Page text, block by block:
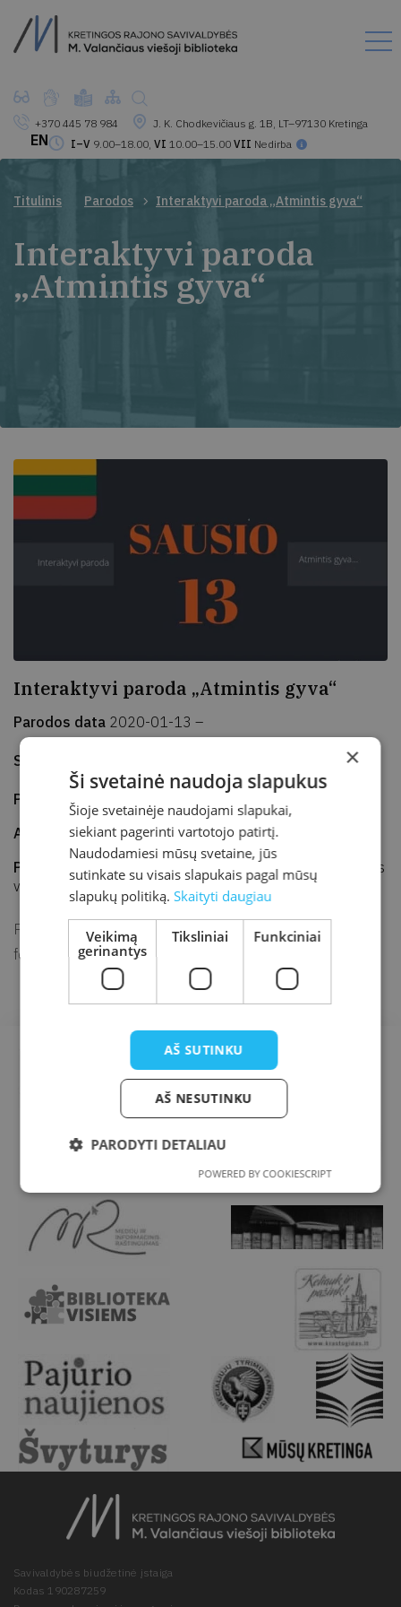
+370 445 78 984
J. K. Chodkevičiaus g. 1B, LT–97130 Kretinga
I–V 9.00–18.00, VI 10.00–15.00 VII Nedirba
EN
Titulinis Parodos Interaktyvi paroda „Atmintis gyva“
Interaktyvi paroda
„Atmintis gyva“
Interaktyvi paroda „Atmintis gyva“
Parodos data 2020-01-13 –
Sukurta
Parodos pradžia
AdresasJ. K. Chodkevičiaus 1B, Kretinga
Parodos vieta
Kretingos rajono savivaldybės M. Valančiaus
viešoji biblioteka
Pažymint Sausio 13-ąją, Laisvės gynėjų dieną, bibliotekos
foje veiks interaktyvi paroda „Atmintis gyva…“.
Savivaldybės biudžetinė įstaiga
Kodas 190287259
×
Ši svetainė naudoja slapukus
Šioje svetainėje naudojami slapukai,
siekiant pagerinti vartotojo patirtį.
Naudodamiesi mūsų svetaine, jūs
sutinkate su visais slapukais pagal mūsų
slapukų politiką.Skaityti daugiau
Veikimą
gerinantys
Tiksliniai Funkciniai
AŠ SUTINKU
AŠ NESUTINKU
PARODYTI DETALIAU
POWERED BY COOKIESCRIPT